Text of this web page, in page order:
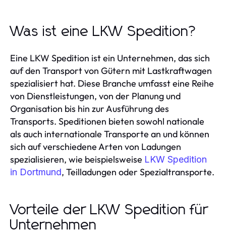
Was ist eine LKW Spedition?
Eine LKW Spedition ist ein Unternehmen, das sich
auf den Transport von Gütern mit Lastkraftwagen
spezialisiert hat. Diese Branche umfasst eine Reihe
von Dienstleistungen, von der Planung und
Organisation bis hin zur Ausführung des
Transports. Speditionen bieten sowohl nationale
als auch internationale Transporte an und können
sich auf verschiedene Arten von Ladungen
spezialisieren, wie beispielsweise LKW Spedition
in Dortmund, Teilladungen oder Spezialtransporte.
Vorteile der LKW Spedition für
Unternehmen